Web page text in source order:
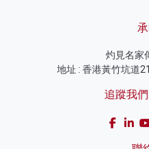
灼見名家
地址 : 香港黃竹坑道
追蹤我